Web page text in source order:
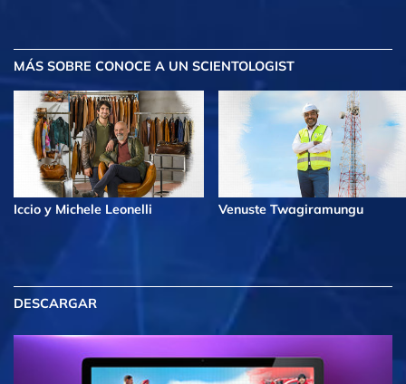
MÁS SOBRE CONOCE A UN SCIENTOLOGIST
Iccio y Michele Leonelli Venuste Twagiramungu
DESCARGAR